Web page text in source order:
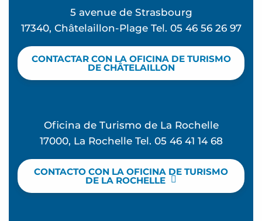
5 avenue de Strasbourg
17340, Châtelaillon-Plage Tel. 05 46 56 26 97
CONTACTAR CON LA OFICINA DE TURISMO
DE CHÂTELAILLON
Oficina de Turismo de La Rochelle
17000, La Rochelle Tel. 05 46 41 14 68
CONTACTO CON LA OFICINA DE TURISMO
DE LA ROCHELLE